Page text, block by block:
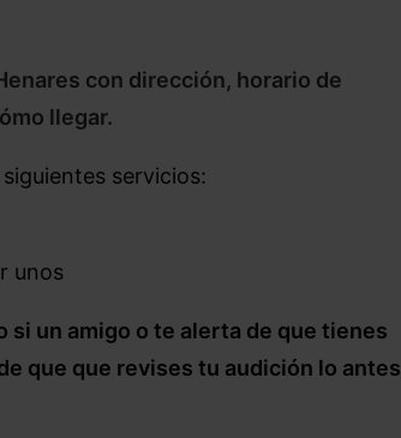
con dirección, horario de
llegar.
servicios:
unos
si un amigo o te alerta de que tienes
que que revises tu audición lo antes